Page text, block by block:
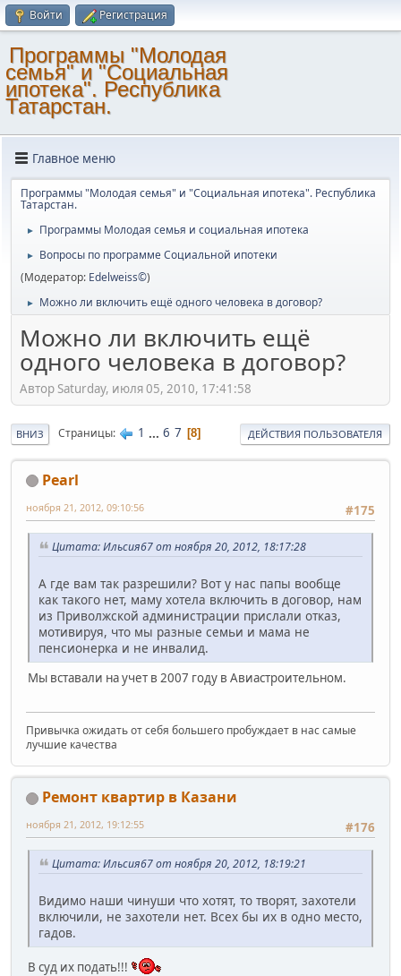
Войти Регистрация
Программы "Молодая
семья" и "Социальная
ипотека". Республика
Татарстан.
Главное меню
Программы "Молодая семья" и "Социальная ипотека". Республика
Татарстан.
► Программы Молодая семья и социальная ипотека
►
Вопросы по программе Социальной ипотеки
(Модератор: Edelweiss©)
► Можно ли включить ещё одного человека в договор?
Можно ли включить ещё
одного человека в договор?
Автор Saturday, июля 05, 2010, 17:41:58
ВНИЗ Страницы 1 ... 6 7 8 ДЕЙСТВИЯ ПОЛЬЗОВАТЕЛЯ
Pearl
#175
ноября 21, 2012, 09:10:56
Цитата: Ильсия67 от ноября 20, 2012, 18:17:28
А где вам так разрешили? Вот у нас папы вообще
как такого нет, маму хотела включить в договор, нам
из Приволжской администрации прислали отказ,
мотивируя, что мы разные семьи и мама не
пенсионерка и не инвалид.
Мы вставали на учет в 2007 году в Авиастроительном.
Привычка ожидать от себя большего пробуждает в нас самые
лучшие качества
Ремонт квартир в Казани
#176
ноября 21, 2012, 19:12:55
Цитата: Ильсия67 от ноября 20, 2012, 18:19:21
Видимо наши чинуши что хотят, то творят, захотели
включили, не захотели нет. Всех бы их в одно место,
гадов.
В суд их подать!!!